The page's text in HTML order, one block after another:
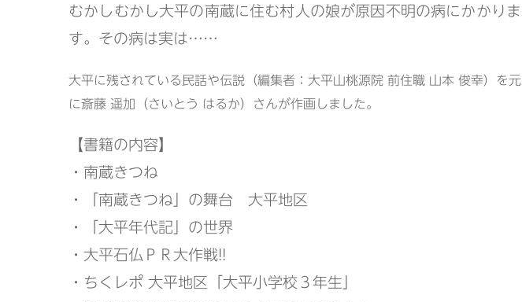
むかしむかし大平の南蔵に住む村人の娘が原因不明の病にかかりま
す。その病は実は……
大平に残されている民話や伝説（編集者：大平山桃源院 前住職 山本 俊幸）を元
に斎藤 遥加（さいとう はるか）さんが作画しました。
【書籍の内容】
・南蔵きつね
・「南蔵きつね」の舞台 大平地区
・「大平年代記」の世界
・大平石仏ＰＲ大作戦!!
・ちくレポ 大平地区「大平小学校３年生」